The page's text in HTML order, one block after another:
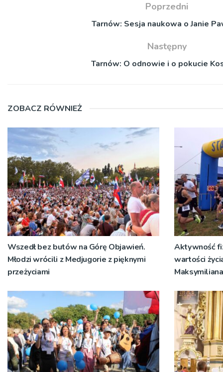
Poprzedni
Tarnów: Sesja naukowa o Janie
Następny
Tarnów: O odnowie i o pokucie
ZOBACZ RÓWNIEŻ
Wszedł bez butów na Górę Objawień.
Młodzi wrócili z Medjugorie z pięknymi
przeżyciami
Aktywność
wartości